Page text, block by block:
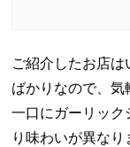
ご紹介したお店
ばかりなので、気
一口にガーリック
り味わいが異な